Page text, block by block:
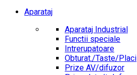
Aparataj
Aparataj Industrial
Functii speciale
Intrerupatoare
Obturat./Taste/Placi
Prize AV/difuzor